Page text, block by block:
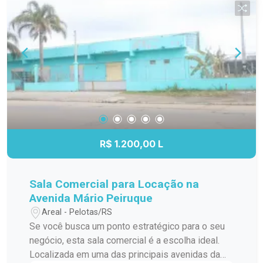
comodidade desde a mudança. 1 dormitório com
cama e mesa de estudos. Sala de estar com
sofá. Cozinha com armários e mesa com
banquetas. Banheiro com box em acrílico. Layout
compacto e funcional. Diferenciais: Excelente
opção para quem busca praticidade na rotina.
Ambientes prontos para uso, com mobília
essencial. Espaço adequado para estudo ou
home office. Condomínio em localização
estratégica, com fácil deslocamento para
diferentes regiões da cidade. Entre em contato
conhecer este imóvel.
R$ 1.200,00 L
Sala Comercial para Locação na
Avenida Mário Peiruque
Areal - Pelotas/RS
Se você busca um ponto estratégico para o seu
negócio, esta sala comercial é a escolha ideal.
Localizada em uma das principais avenidas da